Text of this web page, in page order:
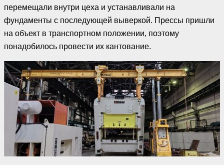
перемещали внутри цеха и устанавливали на
фундаменты с последующей выверкой. Прессы пришли
на объект в транспортном положении, поэтому
понадобилось провести их кантование.